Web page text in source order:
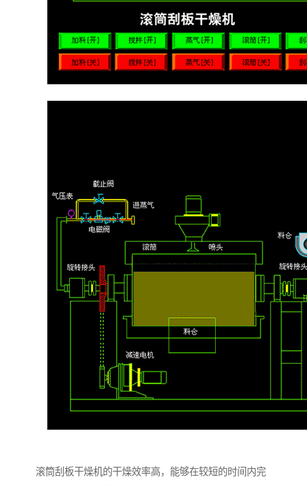
滚筒刮板干燥机的干燥效率高，能够在较短的时间内完